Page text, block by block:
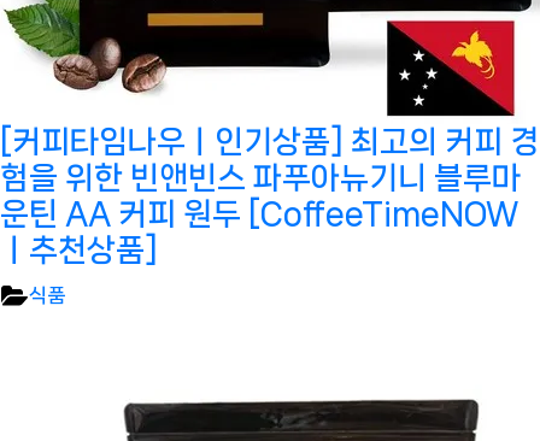
[커피타임나우ㅣ인기상품] 최고의 커피 경
험을 위한 빈앤빈스 파푸아뉴기니 블루마
운틴 AA 커피 원두 [CoffeeTimeNOW
ㅣ추천상품]
식품